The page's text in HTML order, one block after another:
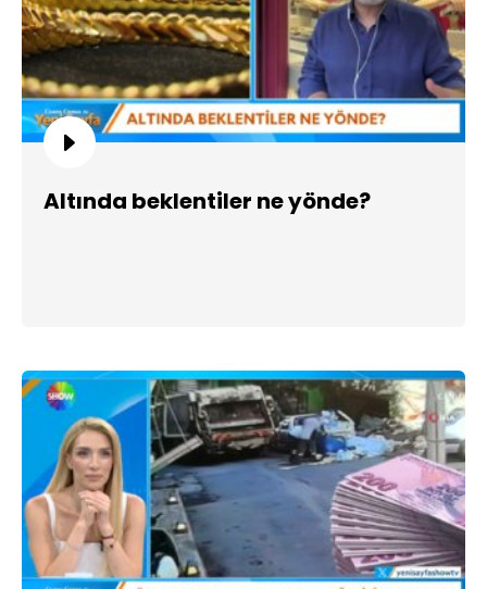
Altında beklentiler ne yönde?